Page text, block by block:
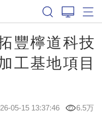
豐檸道科技
工基地項目
05-15 13:37:46 6.5万